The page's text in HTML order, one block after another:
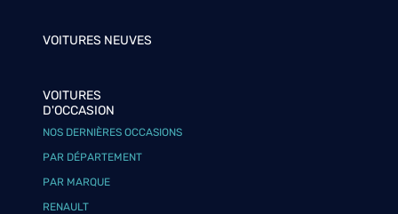
VOITURES NEUVES
VOITURES
D'OCCASION
NOS DERNIÈRES OCCASIONS
PAR DÉPARTEMENT
PAR MARQUE
RENAULT